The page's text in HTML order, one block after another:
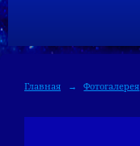
Главная → Фотогалерея